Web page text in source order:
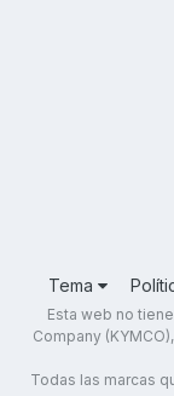
Tema
Esta web no
Company
Todas las marcas